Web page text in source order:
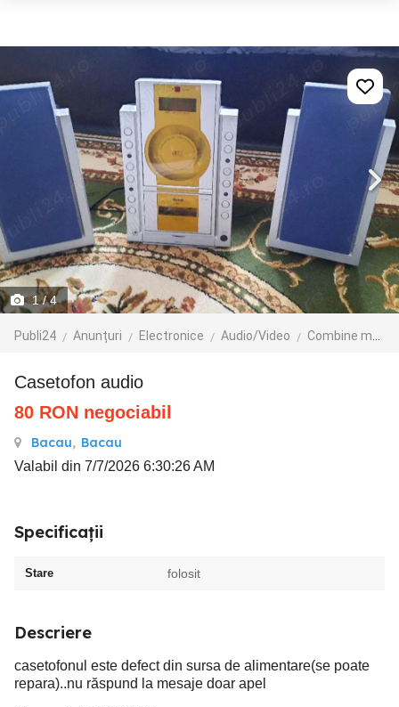
1/ 4
Publi24 Anunțuri Electronice Audio/Video Combine muzicale
casetofon audio
80 RON negociabil
Bacau, Bacau
Valabil din 7/7/2026 6:30:26 AM
Specificații
Stare folosit
Descriere
casetofonul este defect din sursa de alimentare(se poate
repara)..nu răspund la mesaje doar apel